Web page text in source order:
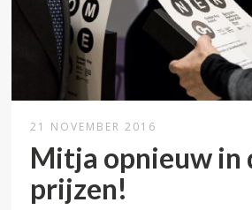
21 NOVEMBER 2016
Mitja opnieuw in
prijzen!